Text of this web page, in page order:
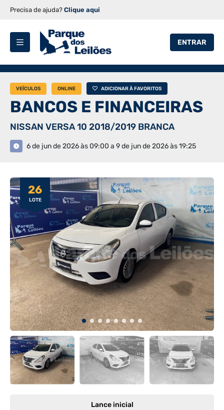
Precisa de ajuda? Clique aqui
ENTRAR
VEÍCULOS ONLINE ADICIONAR À FAVORITOS
BANCOS E FINANCEIRAS
NISSAN VERSA 10 2018/2019 BRANCA
6 de jun de 2026 às 09:00 a 9 de jun de 2026 às 19:25
26
LOTE
Lance inicial